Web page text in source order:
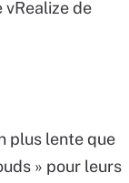
vRealize de
plus lente que
» pour leurs